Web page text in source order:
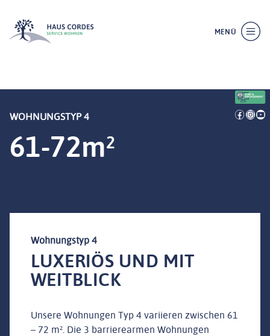
MENÜ
WOHNUNGSTYP 4
61-72m²
Wohnungstyp 4
LUXERIÖS UND MIT
WEITBLICK
Unsere Wohnungen Typ 4 variieren zwischen 61
– 72 m². Die 3 barrierearmen Wohnungen